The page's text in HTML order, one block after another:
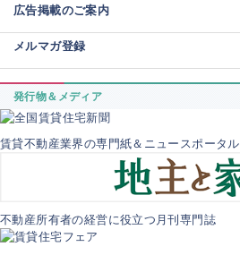
広告掲載のご案内
メルマガ登録
発行物＆メディア
賃貸不動産業界の専門紙＆ニュースポータル
不動産所有者の経営に役立つ月刊専門誌